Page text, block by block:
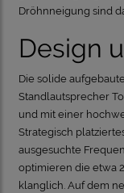
Dröhnneigung sind
Design
Die solide
Standlautsprecher
und mit einer
Strategisch
ausgesuchte
optimieren die etwa
klanglich. Auf dem